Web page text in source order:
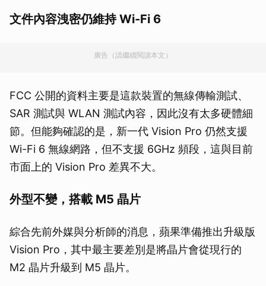
文件內容洩密仍維持 Wi-Fi 6
廣告（請繼續閱讀本文）
FCC 公開的資料主要是這款裝置的無線傳輸測試、
SAR 測試與 WLAN 測試內容，因此沒有太多硬體細
節。但能夠確認的是，新一代 Vision Pro 仍然支援
Wi-Fi 6 無線網路，但不支援 6GHz 頻段，這與目前
市面上的 Vision Pro 差異不大。
外型不變，搭載 M5 晶片
綜合先前外媒與分析師的消息，蘋果準備推出升級版
Vision Pro，其中最主要差別是將晶片會從現行的
M2 晶片升級到 M5 晶片。